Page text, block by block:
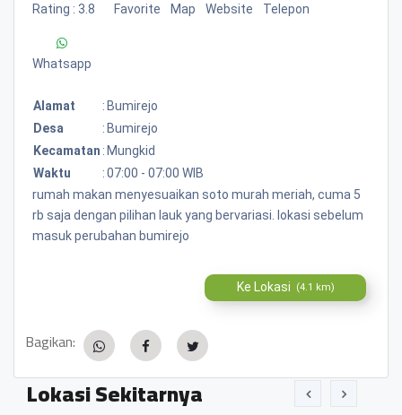
Rating : 3.8 Favorite Map Website Telepon
Whatsapp
Alamat : Bumirejo
Desa
: Bumirejo
Kecamatan : Mungkid
Waktu
:07:00 - 07:00 WIB
rumah makan menyesuaikan soto murah meriah, cuma 5
rb saja dengan pilihan lauk yang bervariasi. lokasi sebelum
masuk perubahan bumirejo
Ke Lokasi (4.1 km)
Bagikan:
Lokasi Sekitarnya